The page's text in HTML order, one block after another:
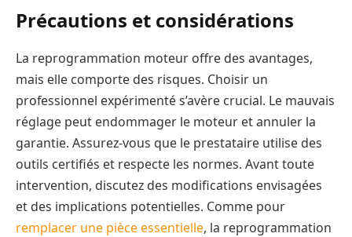
Précautions et considérations
La reprogrammation moteur offre des avantages,
mais elle comporte des risques. Choisir un
professionnel expérimenté s’avère crucial. Le mauvais
réglage peut endommager le moteur et annuler la
garantie. Assurez-vous que le prestataire utilise des
outils certifiés et respecte les normes. Avant toute
intervention, discutez des modifications envisagées
et des implications potentielles. Comme pour
remplacer une pièce essentielle, la reprogrammation